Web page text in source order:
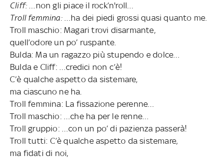
Cliff: …non gli piace il rock’n'roll…
Troll femmina:…ha dei piedi grossi quasi quanto me.
Troll maschio: Magari trovi disarmante,
quell’odore un po’ ruspante.
Bulda: Ma un ragazzo più stupendo e dolce…
Bulda e Cliff: …credici non c’è!
C’è qualche aspetto da sistemare,
ma ciascuno ne ha.
Troll femmina: La fissazione perenne…
Troll maschio: …che ha per le renne…
Troll gruppio: …con un po’ di pazienza passerà!
Troll tutti: C’è qualche aspetto da sistemare,
ma fidati di noi,